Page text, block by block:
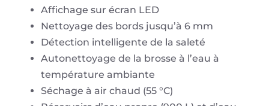
Affichage sur écran LED
Nettoyage des bords jusqu’à 6 mm
Détection intelligente de la saleté
Autonettoyage de la brosse à l’eau à
température ambiante
Séchage à air chaud (55 °C)